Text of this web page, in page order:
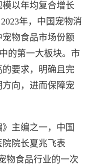
以年均复合增长
年，中国宠物消
物食品市场份额
的第一大板块。市
要求，明确且完
向，进而保障宠
主编之一，中国
院长夏兆飞表
物食品行业的一次